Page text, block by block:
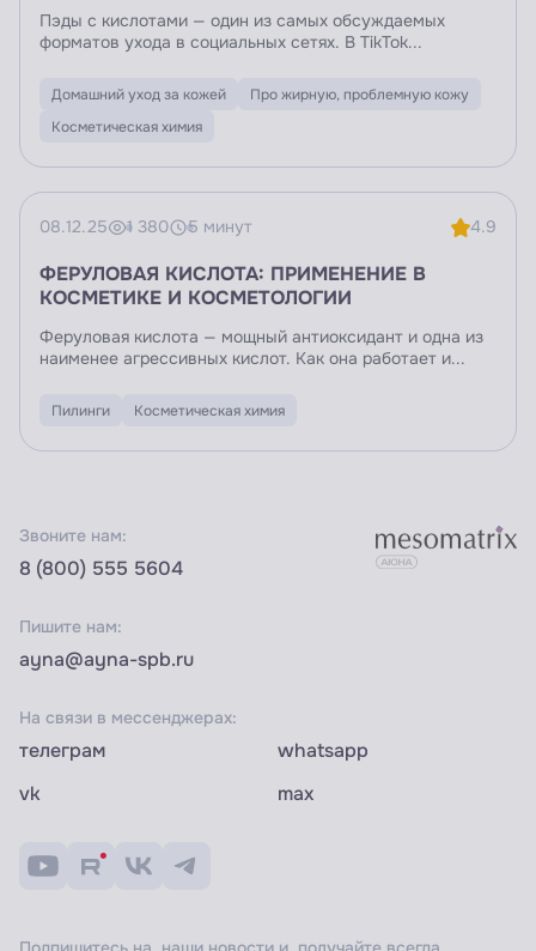
Пэды с кислотами — один из самых обсуждаемых
форматов ухода в социальных сетях. В TikTok...
Домашний уход за кожей
Про жирную, проблемную кожу
Косметическая химия
08.12.25 1 380 5 минут 4.9
ФЕРУЛОВАЯ КИСЛОТА: ПРИМЕНЕНИЕ В
КОСМЕТИКЕ И КОСМЕТОЛОГИИ
Феруловая кислота — мощный антиоксидант и одна из
наименее агрессивных кислот. Как она работает и...
Пилинги Косметическая химия
Звоните нам:
8 (800) 555 5604
Пишите нам:
ayna@ayna-spb.ru
На связи в мессенджерах:
телеграм
whatsapp
vk
max